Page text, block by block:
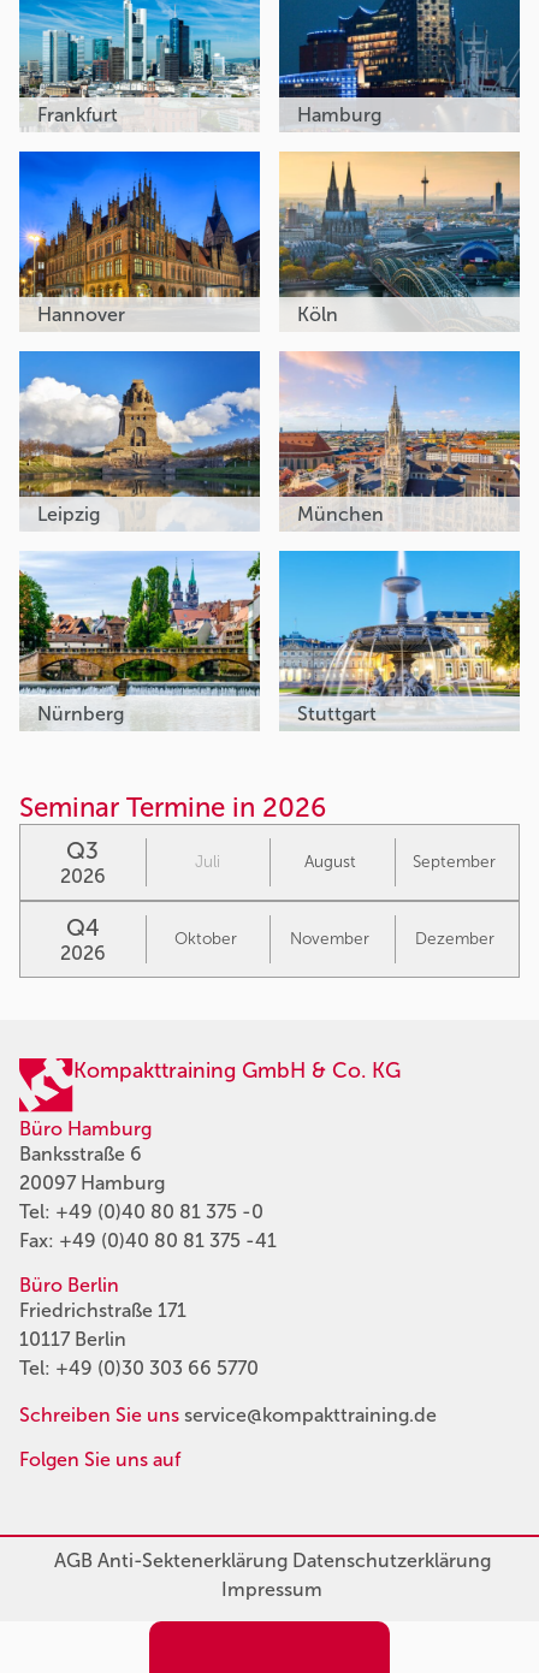
Frankfurt Hamburg
Hannover Köln
Leipzig München
Nürnberg Stuttgart
Seminar Termine in 2026
Q3
2026
Juli August September
Q4
2026
Oktober November Dezember
Kompakttraining GmbH & Co. KG
Büro Hamburg
Banksstraße 6
20097 Hamburg
Tel: +49 (0)40 80 81 375 -0
Fax: +49 (0)40 80 81 375 -41
Büro Berlin
Friedrichstraße 171
10117 Berlin
Tel: +49 (0)30 303 66 5770
Schreiben Sie uns service@kompakttraining.de
Folgen Sie uns auf
AGBAnti-SektenerklärungDatenschutzerklärung
Impressum